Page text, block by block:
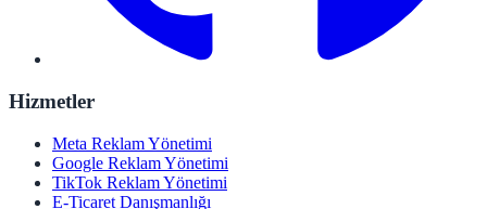
Hizmetler
Meta Reklam Yönetimi
Google Reklam Yönetimi
TikTok Reklam Yönetimi
E-Ticaret Danışmanlığı